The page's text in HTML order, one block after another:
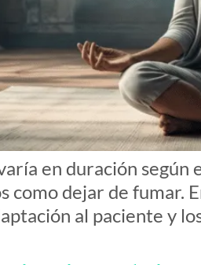
en duración según
como dejar de fumar.
al paciente y